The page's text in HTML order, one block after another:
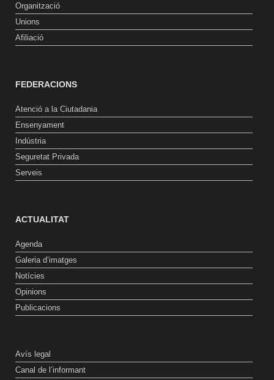
Organització
Unions
Afiliació
FEDERACIONS
Atenció a la Ciutadania
Ensenyament
Indústria
Seguretat Privada
Serveis
ACTUALITAT
Agenda
Galeria d’imatges
Notícies
Opinions
Publicacions
Avís legal
Canal de l’informant